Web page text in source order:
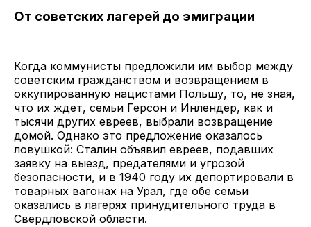
От советских лагерей до эмиграции
Когда коммунисты предложили им выбор между
советским гражданством и возвращением в
оккупированную нацистами Польшу, то, не зная,
что их ждет, семьи Герсон и Инлендер, как и
тысячи других евреев, выбрали возвращение
домой. Однако это предложение оказалось
ловушкой: Сталин объявил евреев, подавших
заявку на выезд, предателями и угрозой
безопасности, и в 1940 году их депортировали в
товарных вагонах на Урал, где обе семьи
оказались в лагерях принудительного труда в
Свердловской области.